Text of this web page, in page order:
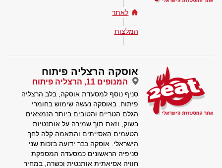
לאתר
המלצות
אוסקה הרצליה פיתוח
המנופים 11, הרצליה פיתוח
סניף נוסף למסעדת אוסקה, בלב הרצליה
פיתוח. באוסקה נעשה שימוש בחומרי
הגלם הטריים והטובים ביותר הנמצאים
בשוק, וזאת תוך שמירה על אותנטיות
הטעמים האסייתים והתאמה קלה לחך
הישראלי. אוסקה כבר ידועה בזכות שני
סניפיה הראשונים כמסעדה המספקת
חוויה אסיאתית אותנטית וכשרה, במחיר